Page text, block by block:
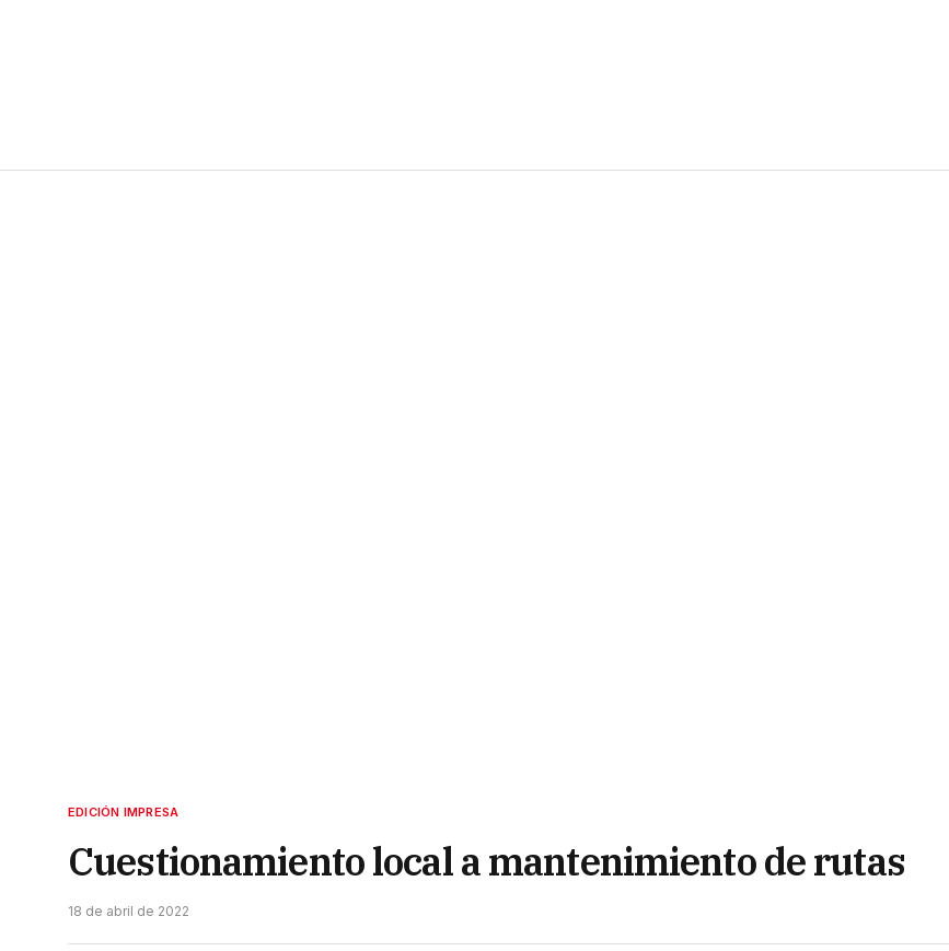
EDICIÓN IMPRESA
Cuestionamiento local a mantenimiento de rutas
18 de abril de 2022